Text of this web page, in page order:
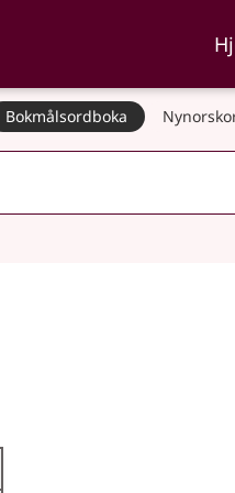
Bokmålsordboka